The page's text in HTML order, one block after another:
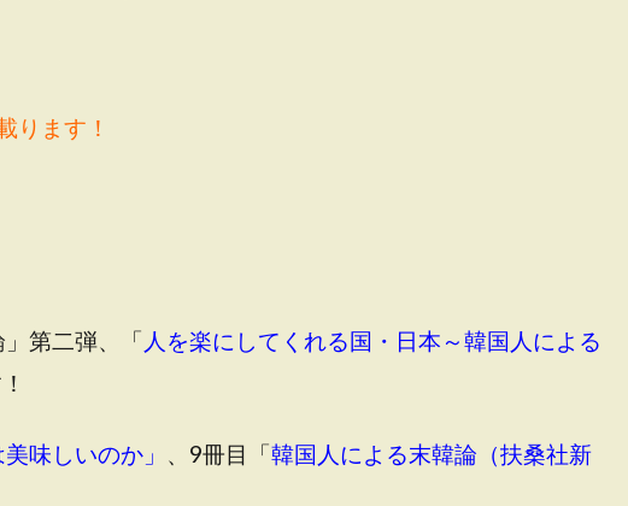
ります！
第二弾、「 人を楽にしてくれる国・日本～韓国人による
味しいのか」 、9冊目「韓国人による末韓論（扶桑社新